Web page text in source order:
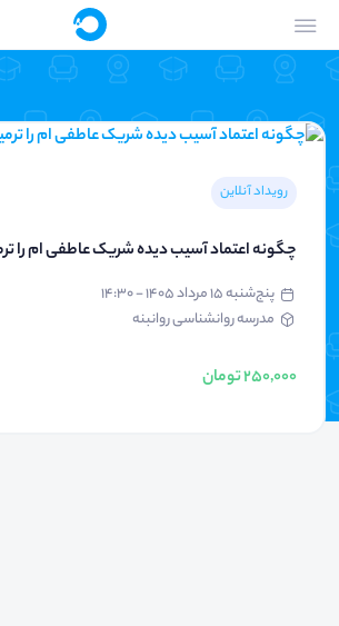
رویداد آنلاین
چگونه اعتماد آسیب دیده شریک عاطفی ام را
پنج‌شنبه ۱۵ مرداد ۱۴۰۵ - ۱۴:۳۰
مدرسه روانشناسی روانبنه
250,000 تومان